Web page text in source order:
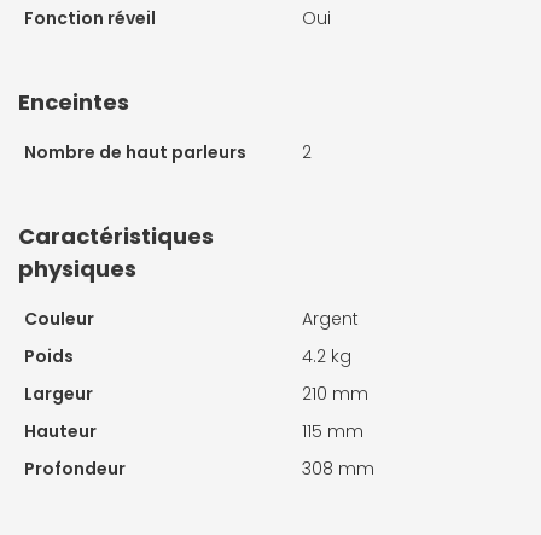
Fonction réveil Oui
Enceintes
Nombre de haut parleurs 2
Caractéristiques
physiques
Couleur
Argent
Poids
4.2 kg
Largeur
210 mm
Hauteur
115 mm
Profondeur
308 mm